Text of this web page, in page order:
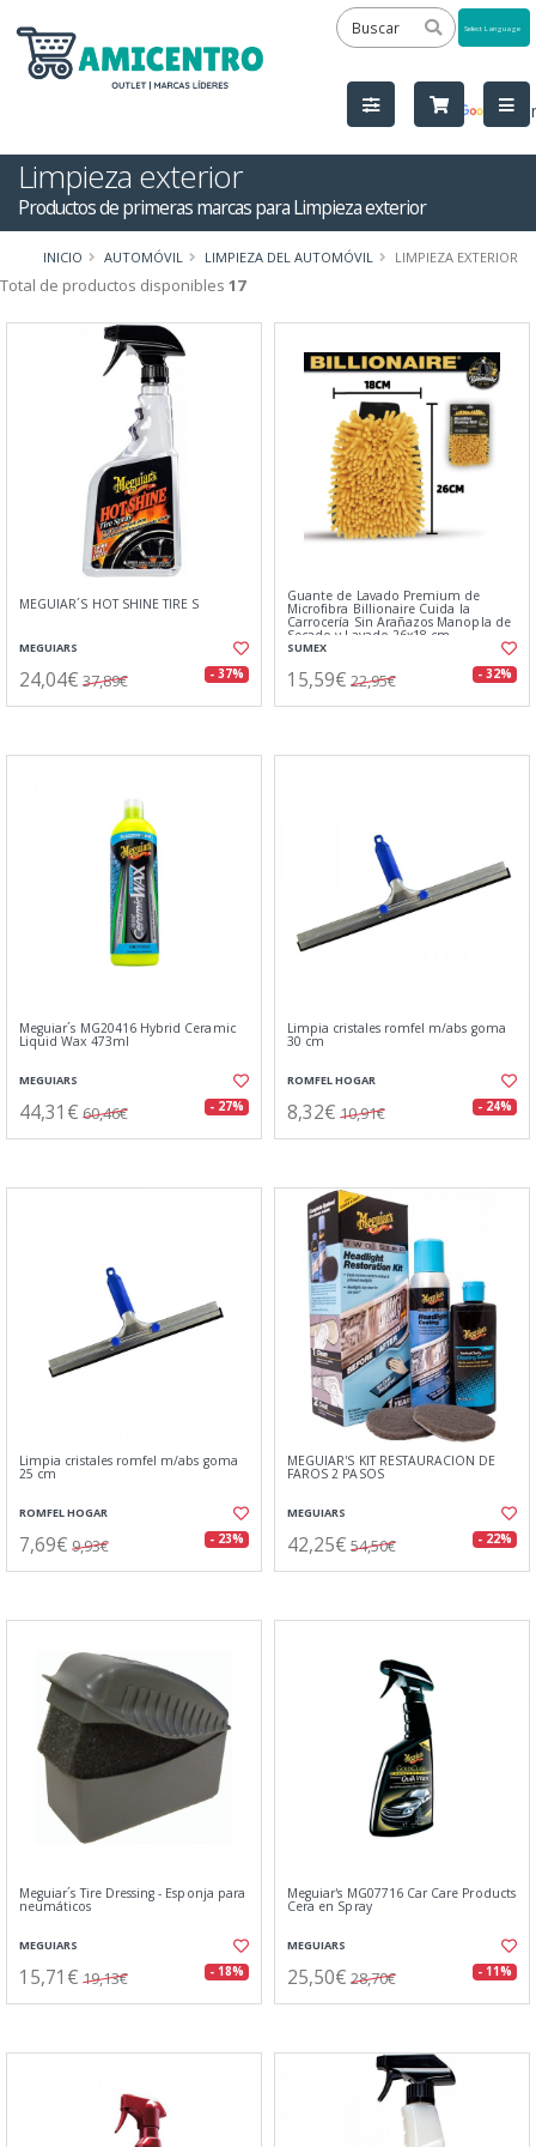
by
Limpieza exterior
Productos de primeras marcas para Limpieza exterior
INICIO AUTOMÓVIL LIMPIEZA DEL AUTOMÓVIL LIMPIEZA EXTERIOR
Total de productos disponibles 17
MEGUIAR´S HOT SHINE TIRE S
MEGUIARS
24,04€ 37,89€ - 37%
Guante de Lavado Premium de
Microfibra Billionaire Cuida la
Carrocería Sin Arañazos Manopla de
Secado y Lavado 26x18 cm
SUMEX
15,59€ 22,95€ - 32%
Meguiar´s MG20416 Hybrid Ceramic
Liquid Wax 473ml
MEGUIARS
44,31€ 60,46€ - 27%
Limpia cristales romfel m/abs goma
30 cm
ROMFEL HOGAR
8,32€ 10,91€ - 24%
Limpia cristales romfel m/abs goma
25 cm
ROMFEL HOGAR
7,69€ 9,93€ - 23%
MEGUIAR'S KIT RESTAURACIÓN DE
FAROS 2 PASOS
MEGUIARS
42,25€ 54,50€ - 22%
Meguiar´s Tire Dressing - Esponja para
neumáticos
MEGUIARS
15,71€ 19,13€ - 18%
Meguiar's MG07716 Car Care Products
Cera en Spray
MEGUIARS
25,50€ 28,70€ - 11%